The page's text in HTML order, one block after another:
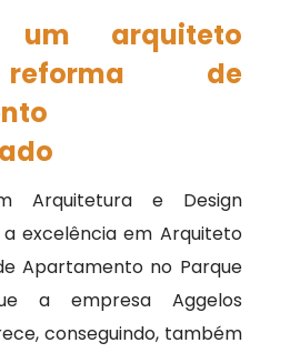
um arquiteto
de
Arquitetura e Design
excelência em Arquiteto
Apartamento no Parque
a empresa Aggelos
conseguindo, também